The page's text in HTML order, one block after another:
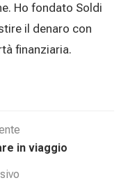
Ho fondato Soldi
il denaro con
finanziaria.
in viaggio